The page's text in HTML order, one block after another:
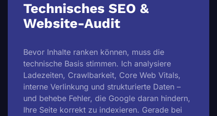
Technisches SEO &
Website-Audit
Bevor Inhalte ranken können, muss die
technische Basis stimmen. Ich analysiere
Ladezeiten, Crawlbarkeit, Core Web Vitals,
interne Verlinkung und strukturierte Daten –
und behebe Fehler, die Google daran hindern,
Ihre Seite korrekt zu indexieren. Gerade bei